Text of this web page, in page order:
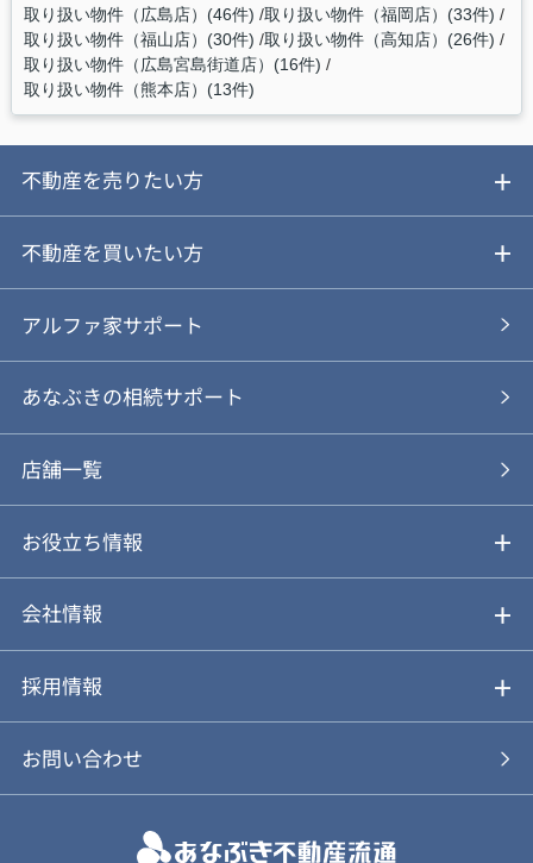
取り扱い物件（広島店）(46件) 取り扱い物件（福岡店）(33件)
取り扱い物件（福山店）(30件) 取り扱い物件（高知店）(26件)
取り扱い物件（広島宮島街道店）(16件)
取り扱い物件（熊本店）(13件)
不動産を売りたい方
ご売却ガイド
ご売却の流れ
あなぶきの仲介
あなぶきの買取
仲介と買取のメリット・デメリット
動画やパンフレットで見る
不動産を買いたい方
ご購入ガイド
物件を探す
購入の流れ
購入前も後も安心サポート
お気に入り
アルファ家サポート
あなぶきの相続サポート
店舗一覧
お役立ち情報
不動産Q&A
アルファジャーナル
会社情報
会社概要
スタッフ紹介
個人情報保護方針
採用情報
新卒採用について
キャリア採用について
お問い合わせ